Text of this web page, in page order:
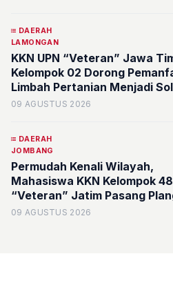
DAERAH
LAMONGAN
KKN UPN “Veteran” Jawa
Kelompok 02 Dorong
Limbah Pertanian Menjadi
Berkelanjutan di Desa
Jawa Timur
09 AGUSTUS 2026
DAERAH
JOMBANG
Permudah Kenali Wilayah,
Mahasiswa KKN Kelompok 48
“Veteran” Jatim Pasang
Dusun Desa Sidowarek
09 AGUSTUS 2026